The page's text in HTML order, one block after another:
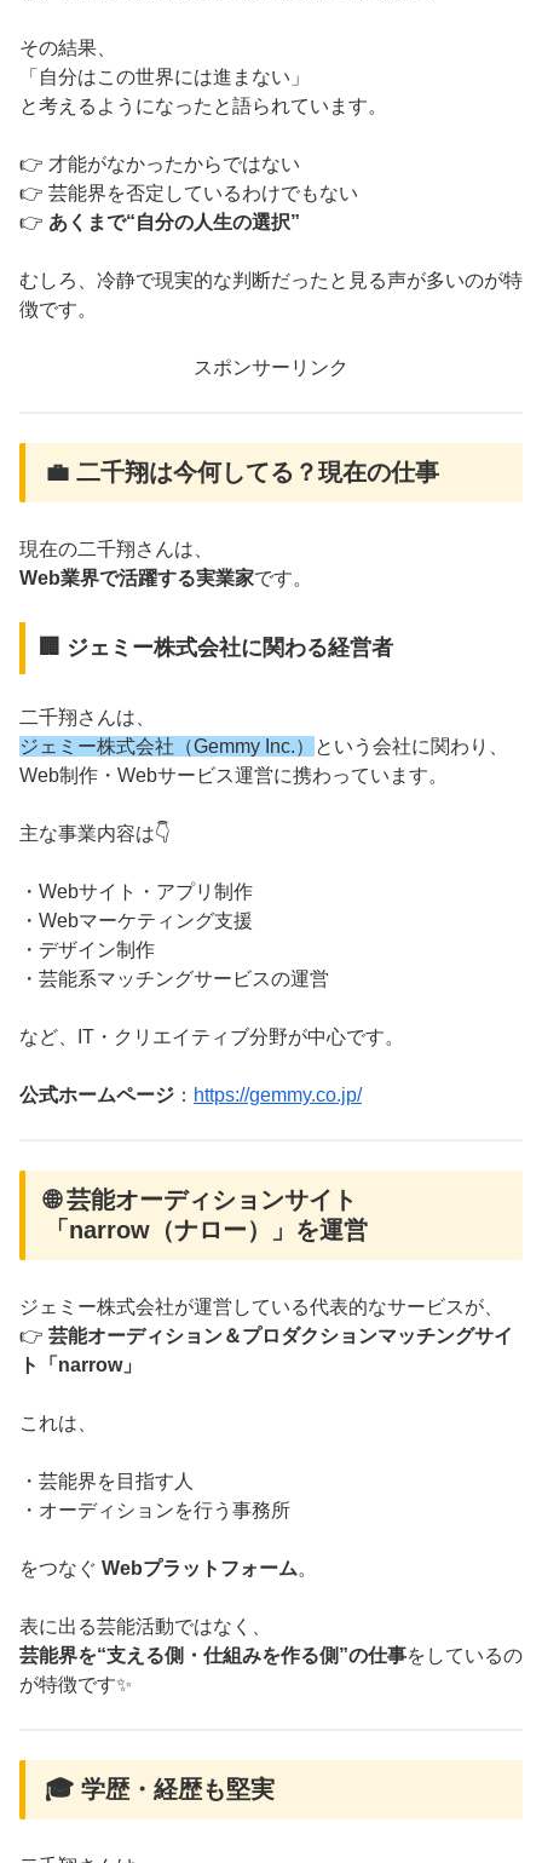
その結果、
「自分はこの世界には進まない」
と考えるようになったと語られています。
👉 才能がなかったからではない
👉 芸能界を否定しているわけでもない
👉 あくまで“自分の人生の選択”
むしろ、冷静で現実的な判断だったと見る声が多いのが特
徴です。
スポンサーリンク
💼 二千翔は今何してる？現在の仕事
現在の二千翔さんは、
Web業界で活躍する実業家です。
🏢 ジェミー株式会社に関わる経営者
二千翔さんは、
ジェミー株式会社（Gemmy Inc.）
という会社に関わり、
Web制作・Webサービス運営に携わっています。
主な事業内容は👇
・Webサイト・アプリ制作
・Webマーケティング支援
・デザイン制作
・芸能系マッチングサービスの運営
など、IT・クリエイティブ分野が中心です。
公式ホームページ ： https://gemmy.co.jp/
🌐 芸能オーディションサイト
「narrow（ナロー）」を運営
ジェミー株式会社が運営している代表的なサービスが、
👉 芸能オーディション＆プロダクションマッチングサイ
ト「narrow」
これは、
・芸能界を目指す人
・オーディションを行う事務所
をつなぐ Webプラットフォーム。
表に出る芸能活動ではなく、
芸能界を“支える側・仕組みを作る側”の仕事をしているの
が特徴です✨
🎓 学歴・経歴も堅実